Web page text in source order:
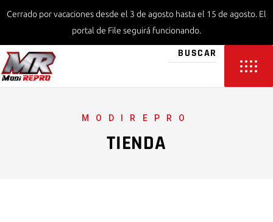
Cerrado por vacaciones desde el 3 de agosto hasta el 15 de agosto. El
portal de File seguirá funcionando.
MODIREPRO
TIENDA